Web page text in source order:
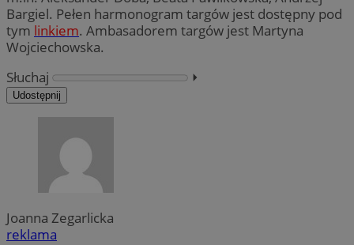
Bargiel. Pełen harmonogram targów jest dostępny pod
tym linkiem. Ambasadorem targów jest Martyna
Wojciechowska.
Słuchaj
⏵︎
Udostępnij
Joanna Zegarlicka
reklama